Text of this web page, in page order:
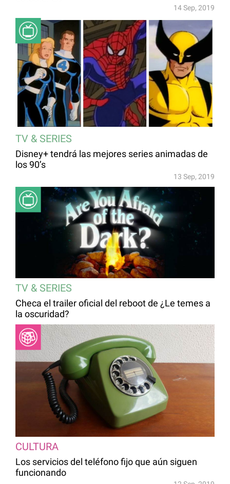
14 Sep, 2019
TV & SERIES
Disney+ tendrá las mejores series animadas de
los 90’s
13 Sep, 2019
TV & SERIES
Checa el trailer oficial del reboot de ¿Le temes a
la oscuridad?
CULTURA
Los servicios del teléfono fijo que aún siguen
funcionando